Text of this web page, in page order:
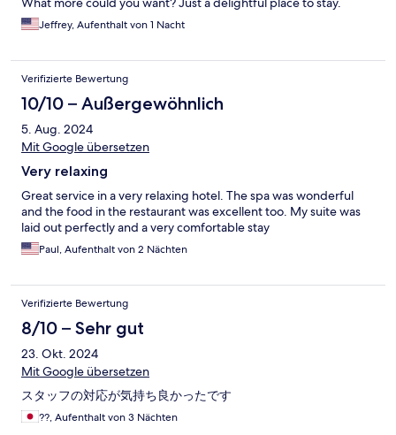
Jeffrey, Aufenthalt von 1 Nacht
Verifizierte Bewertung
10/10 – Außergewöhnlich
5. Aug. 2024
Mit Google übersetzen
Very relaxing
Great service in a very relaxing hotel. The spa was wonderful
and the food in the restaurant was excellent too. My suite was
laid out perfectly and a very comfortable stay
Paul, Aufenthalt von 2 Nächten
Verifizierte Bewertung
8/10 – Sehr gut
23. Okt. 2024
Mit Google übersetzen
スタッフの対応が気持ち良かったです
??, Aufenthalt von 3 Nächten